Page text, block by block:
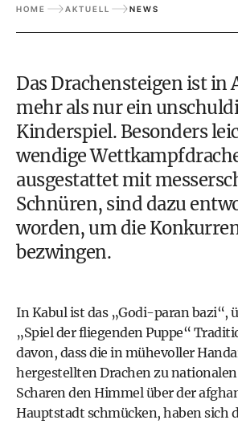
HOME AKTUELL NEWS
Das Drachensteigen ist in
mehr als nur ein
Kinderspiel. Besonders
wendige
ausgestattet mit
Schnüren, sind dazu
worden, um die
bezwingen.
In Kabul ist das „Godi-paran bazi“,
„Spiel der fliegenden Puppe“
davon, dass die in mühevoller
hergestellten Drachen zu
Scharen den Himmel über der
Hauptstadt schmücken, haben sich